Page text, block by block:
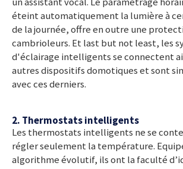
éteint automatiquement la lumière à
de la journée, offre en outre une
cambrioleurs. Et last but not least, les
d'éclairage intelligents se connectent
autres dispositifs domotiques et sont
avec ces derniers.
2. Thermostats intelligents
Les thermostats intelligents ne se
régler seulement la température.
algorithme évolutif, ils ont la faculté